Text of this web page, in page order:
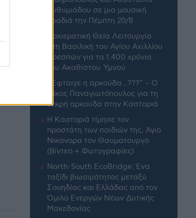
Ευθυμιάδου σε μια μουσική
βραδιά την Πέμπτη 20/8
Αρχιερατική Θεία Λειτουργία
στη Βασιλική του Αγίου Αχιλλίου
Πρεσπών για τα 1.400 χρόνια
του Ακαθίστου Ύμνου
“Έφταιγε η αρκούδα…???” – Ο
Νίκος Παναγιωτόπουλος για τη
νεκρή αρκούδα στην Καστοριά
Η Καστοριά τίμησε τον
προστάτη των παιδιών της, Άγιο
Νικάνορα τον Θαυματουργό
(Βίντεο + Φωτογραφίες)
North-South EcoBridge: Ένα
ταξίδι βιωσιμότητας μεταξύ
Σουηδίας και Ελλάδας από τον
Όμιλο Ενεργών Νέων Δυτικής
Μακεδονίας